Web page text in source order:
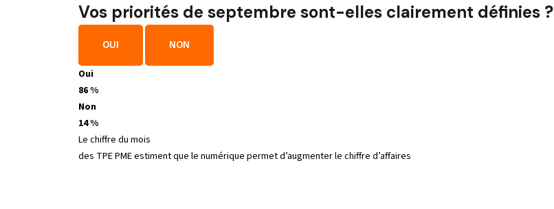
Vos priorités de septembre sont-elles clairement définies ?
OUI NON
Oui
86 %
Non
14 %
Le chiffre du mois
des TPE PME estiment que le numérique permet d’augmenter le chiffre d’affaires